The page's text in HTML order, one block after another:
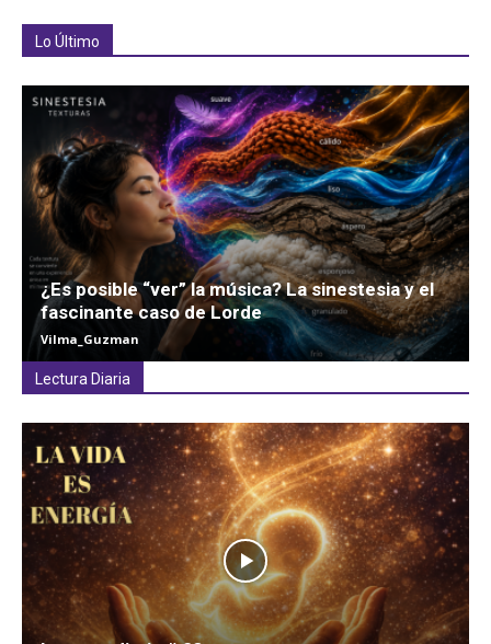
Lo Último
¿Es posible “ver” la música? La sinestesia y el
fascinante caso de Lorde
Vilma_Guzman
Lectura Diaria